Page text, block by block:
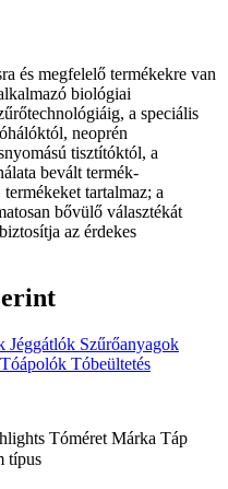
és megfelelő termékekre van
biológiai
a speciális
neoprén
tisztítóktól, a
bevált termék-
tartalmaz; a
bővülő választékát
az érdekes
Jéggátlók Szűrőanyagok
Tóápolók Tóbeültetés
Tóméret Márka Táp
típus